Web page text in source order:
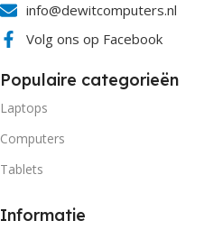
info@dewitcomputers.nl
Volg ons op Facebook
Populaire categorieën
Laptops
Computers
Tablets
Informatie